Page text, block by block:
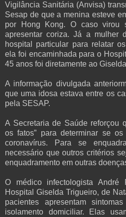
Vigilância Sanitária (Anvisa)
Sesap de que a menina esteve
por Hong Kong. O caso virou
apresentar coriza.Já a mulher
hospital particular para relatar
ela foi encaminhada para o
45 anos foi diretamente ao
A informação divulgada
que uma idosa estava entre os
pela SESAP.
A Secretaria de Saúde reforçou
os fatos” para determinar se
coronavírus. Para se
necessário que outros critérios
enquadramento em outras
O médico infectologista André
Hospital Giselda Trigueiro, de
pacientes apresentam
isolamento domiciliar. Elas